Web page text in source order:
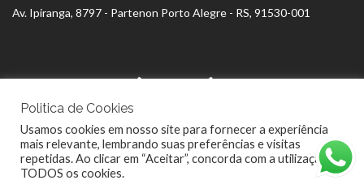
Av. Ipiranga, 8797 - Partenon Porto Alegre - RS, 91530-001
Politica de Cookies
Usamos cookies em nosso site para fornecer a experiência
mais relevante, lembrando suas preferências e visitas
repetidas. Ao clicar em “Aceitar”, concorda com a utilização de
TODOS os cookies.